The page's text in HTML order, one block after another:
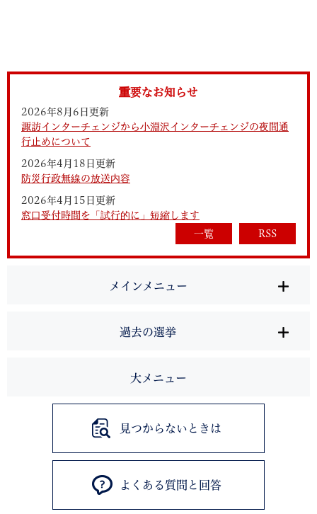
重要なお知らせ
2026年8月6日更新
諏訪インターチェンジから小淵沢インターチェンジの夜間通
行止めについて
2026年4月18日更新
防災行政無線の放送内容
2026年4月15日更新
窓口受付時間を「試行的に」短縮します
一覧
RSS
メインメニュー
過去の選挙
大メニュー
見つからないときは
よくある質問と回答